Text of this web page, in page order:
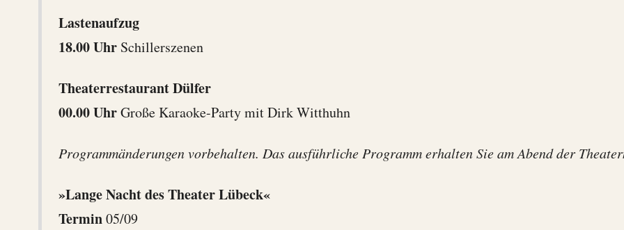
Lastenaufzug
18.00 Uhr Schillerszenen
Theaterrestaurant Dülfer
00.00 UhrGroße Karaoke-Party mit Dirk Witthuhn
Programmänderungen vorbehalten. Das ausführliche Programm erhalten Sie am Abend der
»Lange Nacht des Theater Lübeck«
Termin05/09